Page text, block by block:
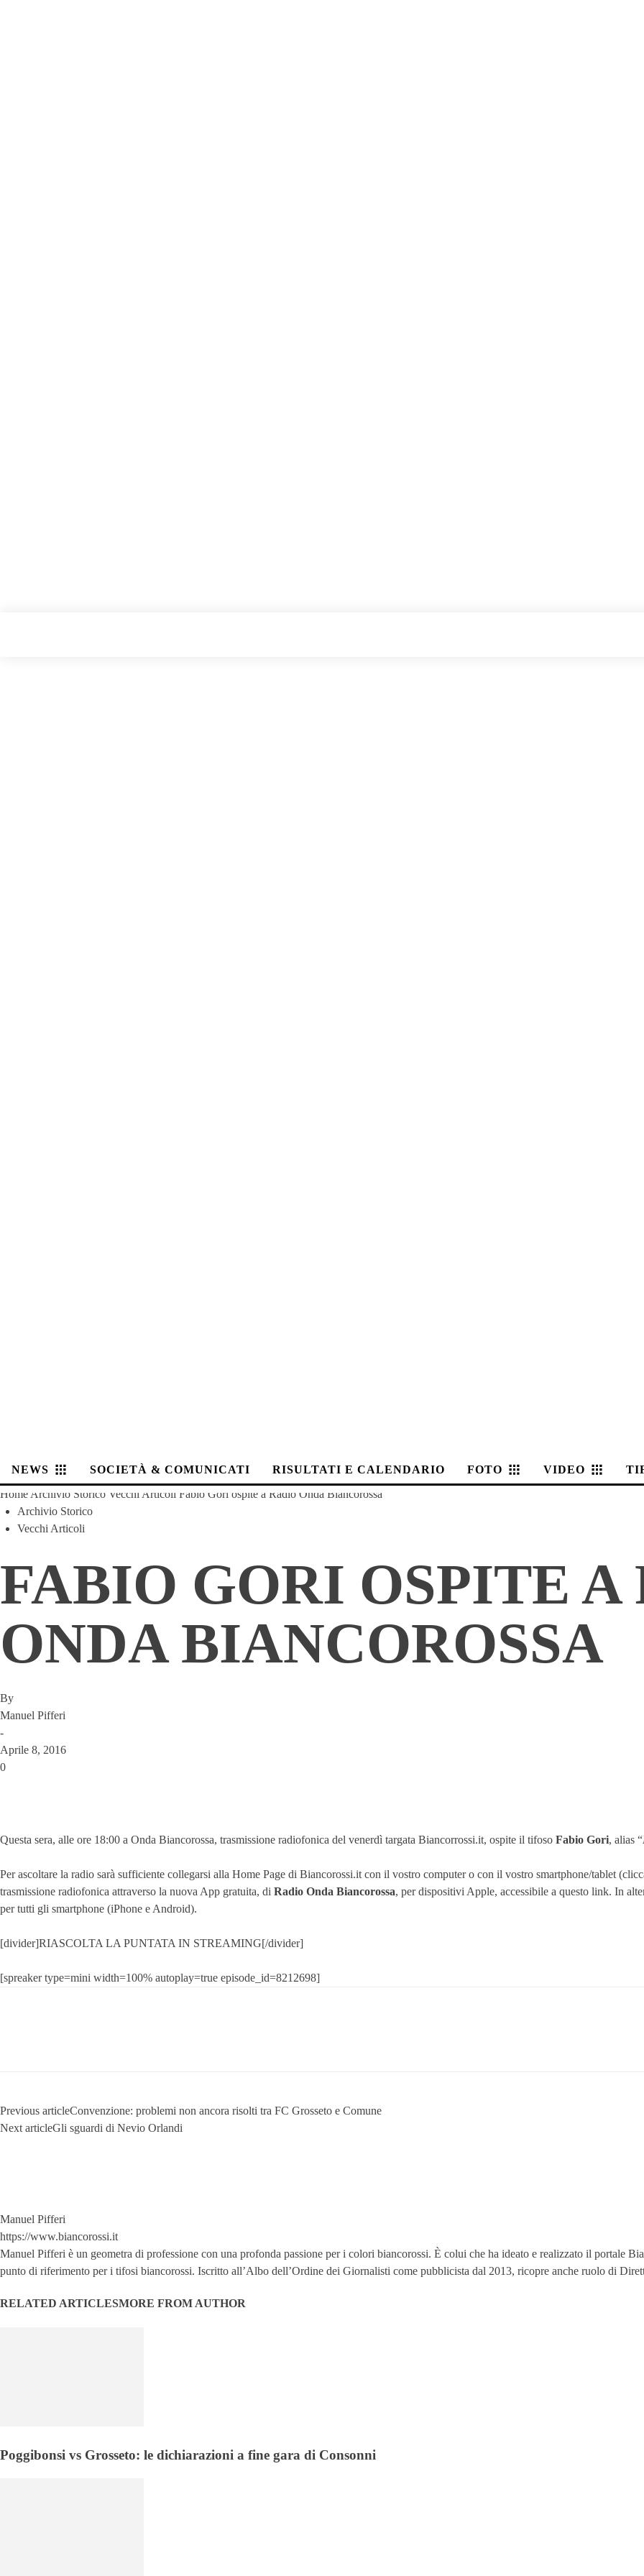
NEWS SOCIETÀ & COMUNICATI RISULTATI E CALENDARIO FOTO VIDEO
Home Archivio Storico Vecchi Articoli Fabio Gori ospite a Radio Onda Biancorossa
Archivio Storico
Vecchi Articoli
FABIO GORI OSPITE A
ONDA BIANCOROSSA
By
Manuel Pifferi
-
Aprile 8, 2016
0
Questa sera, alle ore 18:00 a Onda Biancorossa, trasmissione radiofonica del venerdì targata Biancorrossi.it, ospite il tifoso Fabio Gori, alias “
Per ascoltare la radio sarà sufficiente collegarsi alla Home Page di Biancorossi.it con il vostro computer o con il vostro smartphone/tablet
trasmissione radiofonica attraverso la nuova App gratuita, di Radio Onda Biancorossa, per dispositivi Apple, accessibile a questo link. In
per tutti gli smartphone (iPhone e Android).
[divider]RIASCOLTA LA PUNTATA IN STREAMING[/divider]
[spreaker type=mini width=100% autoplay=true episode_id=8212698]
Previous articleConvenzione: problemi non ancora risolti tra FC Grosseto e Comune
Next articleGli sguardi di Nevio Orlandi
Manuel Pifferi
https://www.biancorossi.it
Manuel Pifferi è un geometra di professione con una profonda passione per i colori biancorossi. È colui che ha ideato e realizzato il portale
punto di riferimento per i tifosi biancorossi. Iscritto all’Albo dell’Ordine dei Giornalisti come pubblicista dal 2013, ricopre anche ruolo di
RELATED ARTICLESMORE FROM AUTHOR
Poggibonsi vs Grosseto: le dichiarazioni a fine gara di Consonni